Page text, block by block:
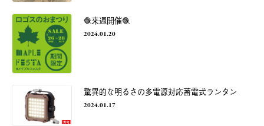
🧶来週開催🧶
2024.01.20
驚異的な明るさの多電源対応蓄電式ランタン
2024.01.17